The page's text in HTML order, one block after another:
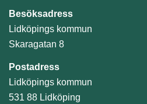
Besöksadress
Lidköpings kommun
Skaragatan 8
Postadress
Lidköpings kommun
531 88 Lidköping